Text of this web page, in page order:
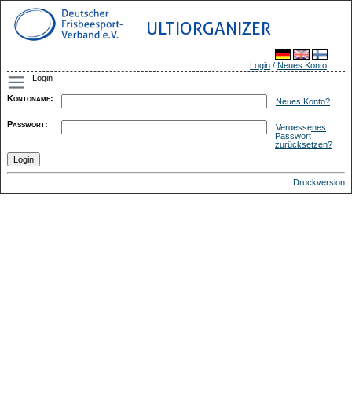
ULTIORGANIZER
Login / Neues Konto
Login
Kontoname: Neues Konto?
Passwort:
Vergessenes
Passwort
zurücksetzen?
Druckversion